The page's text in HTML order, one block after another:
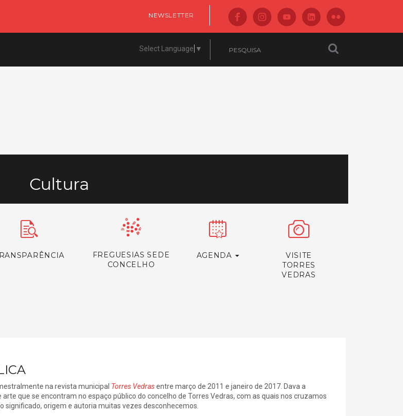
NEWSLETTER
Select Language ▼
Cultura
FREGUESIAS SEDE
CONCELHO
AGENDA
VISITE
TORRES
VEDRAS
na revista municipal Torres Vedras entre março de 2011 e janeiro de 2017. Dava a
arte que se encontram no espaço público do concelho de Torres Vedras, com as quais nos cruzamos
significado, origem e autoria muitas vezes desconhecemos.